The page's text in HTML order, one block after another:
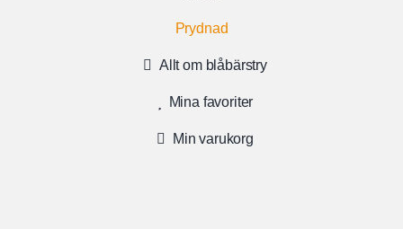
Prydnad
Allt om blåbärstry
Mina favoriter
Min varukorg